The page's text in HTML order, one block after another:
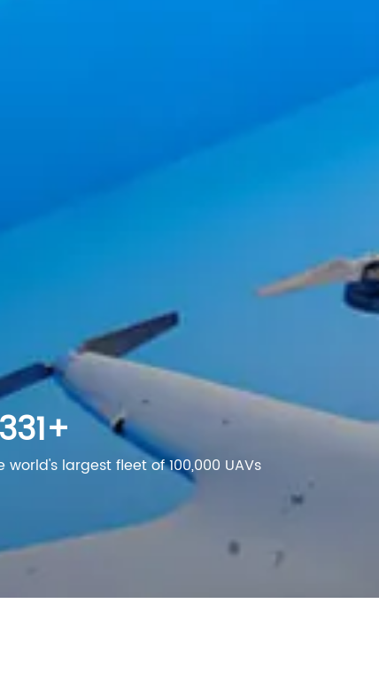
+
world's largest fleet of 100,000 UAVs